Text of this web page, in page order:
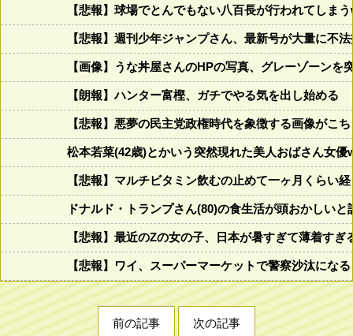
【悲報】球場でとんでもない八百長が行われてし
【悲報】週刊少年ジャンプさん、最新号が大量に不
【画像】うな丼屋さんのHPの写真、グレーゾーンを
【朗報】ハンター富樫、ガチでやる気を出し始める
【悲報】悪夢の民主党政権時代を象徴する画像がこ
松本若菜(42歳)とかいう突然現れた美人おばさん女優
【悲報】マルチビタミン飲むの止めて一ヶ月くらい
ドナルド・トランプさん(80)の食生活が頭おかしい
【悲報】最近のZの女の子、日本が暑すぎて薄着すぎ
【悲報】ワイ、スーパーマーケットで警察沙汰にな
前の記事 次の記事